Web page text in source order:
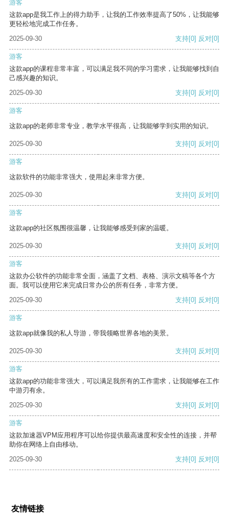
游客
这款app是我工作上的得力助手，让我的工作效率提高了50%，让我能够
更轻松地完成工作任务。
2025-09-30
支持[0] 反对[0]
游客
这款app的课程非常丰富，可以满足我不同的学习需求，让我能够找到自
己感兴趣的知识。
2025-09-30
支持[0] 反对[0]
游客
这款app的老师非常专业，教学水平很高，让我能够学到实用的知识。
2025-09-30 支持[0] 反对[0]
游客
这款软件的功能非常强大，使用起来非常方便。
2025-09-30 支持[0] 反对[0]
游客
这款app的社区氛围很温馨，让我能够感受到家的温暖。
2025-09-30 支持[0] 反对[0]
游客
这款办公软件的功能非常全面，涵盖了文档、表格、演示文稿等各个方
面。我可以使用它来完成日常办公的所有任务，非常方便。
2025-09-30
支持[0] 反对[0]
游客
这款app就像我的私人导游，带我领略世界各地的美景。
2025-09-30 支持[0] 反对[0]
游客
这款app的功能非常强大，可以满足我所有的工作需求，让我能够在工作
中游刃有余。
2025-09-30
支持[0] 反对[0]
游客
这款加速器VPM应用程序可以给你提供最高速度和安全性的连接，并帮
助你在网络上自由移动。
2025-09-30
支持[0] 反对[0]
友情链接